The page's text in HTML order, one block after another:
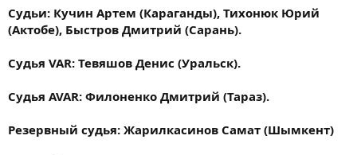
Судьи: Кучин Артем (Караганды), Тихонюк Юрий
(Актобе), Быстров Дмитрий (Сарань).
Судья VAR: Тевяшов Денис (Уральск).
Судья AVAR: Филоненко Дмитрий (Тараз).
Резервный судья: Жарилкасинов Самат (Шымкент)